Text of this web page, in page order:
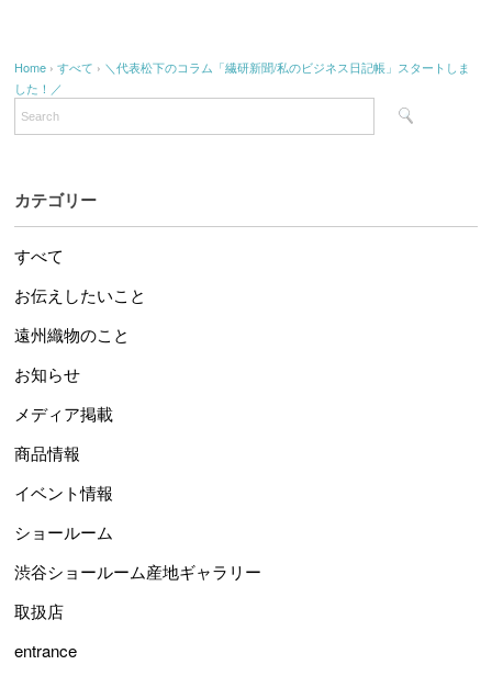
Home ›すべて › ＼代表松下のコラム「繊研新聞/私のビジネス日記帳」スタートしま
した！／
カテゴリー
すべて
お伝えしたいこと
遠州織物のこと
お知らせ
メディア掲載
商品情報
イベント情報
ショールーム
渋谷ショールーム産地ギャラリー
取扱店
entrance